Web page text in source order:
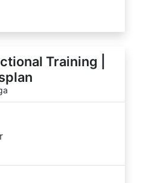
Training |